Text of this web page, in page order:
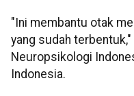
"Ini membantu otak
yang sudah
Neuropsikologi
Indonesia.